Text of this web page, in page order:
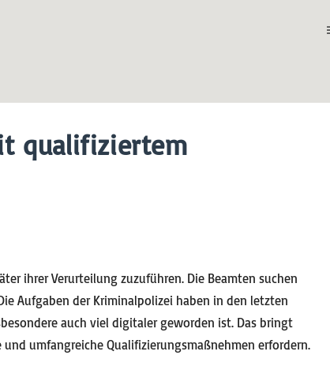
qualifiziertem
ihrer Verurteilung zuzuführen. Die Beamten suchen
Aufgaben der Kriminalpolizei haben in den letzten
auch viel digitaler geworden ist. Das bringt
umfangreiche Qualifizierungsmaßnehmen erfordern.